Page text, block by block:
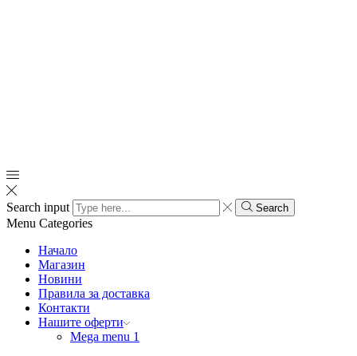
Search input Search
Menu Categories
Начало
Магазин
Новини
Правила за доставка
Контакти
Нашите оферти
Mega menu 1